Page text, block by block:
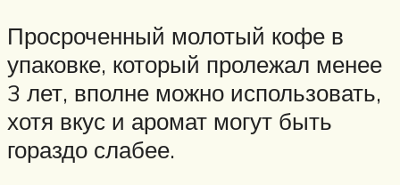
Просроченный молотый кофе в
упаковке, который пролежал менее
3 лет, вполне можно использовать,
хотя вкус и аромат могут быть
гораздо слабее.